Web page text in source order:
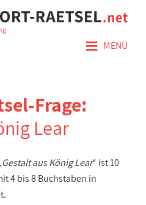
≡ MENÜ
Frage:
Lear
Gestalt aus König Lear“ ist 10
4 bis 8 Buchstaben in